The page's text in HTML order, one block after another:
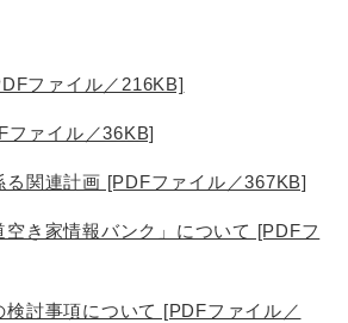
ファイル／216KB]
ファイル／36KB]
る関連計画 [PDFファイル／367KB]
空き家情報バンク」について [PDFフ
検討事項について [PDFファイル／